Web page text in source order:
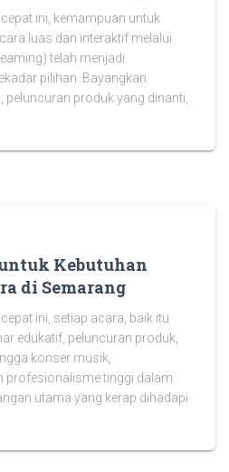
ini, kemampuan untuk
luas dan interaktif melalui
telah menjadi
pilihan. Bayangkan
peluncuran produk yang dinanti,
Kebutuhan
di Semarang
ini, setiap acara, baik itu
edukatif, peluncuran produk,
konser musik,
profesionalisme tinggi dalam
utama yang kerap dihadapi